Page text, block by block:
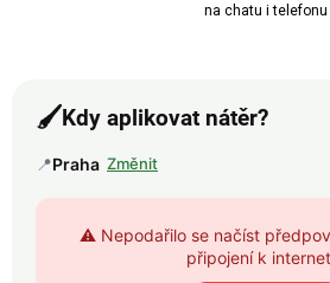
na chatu i telefonu
🖌️Kdy aplikovat nátěr?
📍Praha Změnit
⚠️ Nepodařilo se načíst
připojení k